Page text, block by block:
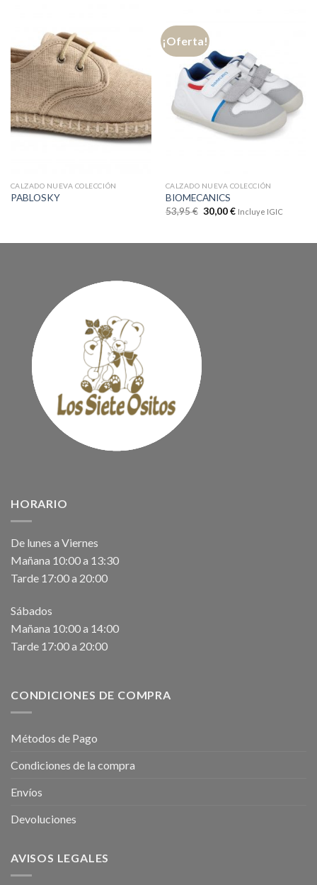
CALZADO NUEVA COLECCIÓN
PABLOSKY
¡Oferta!
CALZADO NUEVA COLECCIÓN
BIOMECANICS
53,95€ 30,00€ Incluye IGIC
HORARIO
De lunes a Viernes
Mañana 10:00 a 13:30
Tarde 17:00 a 20:00
Sábados
Mañana 10:00 a 14:00
Tarde 17:00 a 20:00
CONDICIONES DE COMPRA
Métodos de Pago
Condiciones de la compra
Envíos
Devoluciones
AVISOS LEGALES